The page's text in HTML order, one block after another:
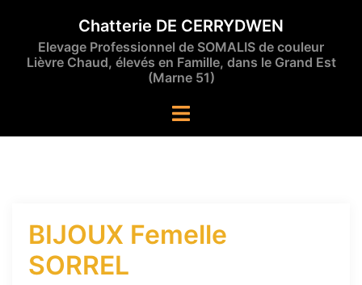
contenu
Chatterie DE CERRYDWEN
Elevage Professionnel de SOMALIS de couleur
Lièvre Chaud, élevés en Famille, dans le Grand Est
(Marne 51)
Ouvrir/fermer
BIJOUX Femelle
SORREL